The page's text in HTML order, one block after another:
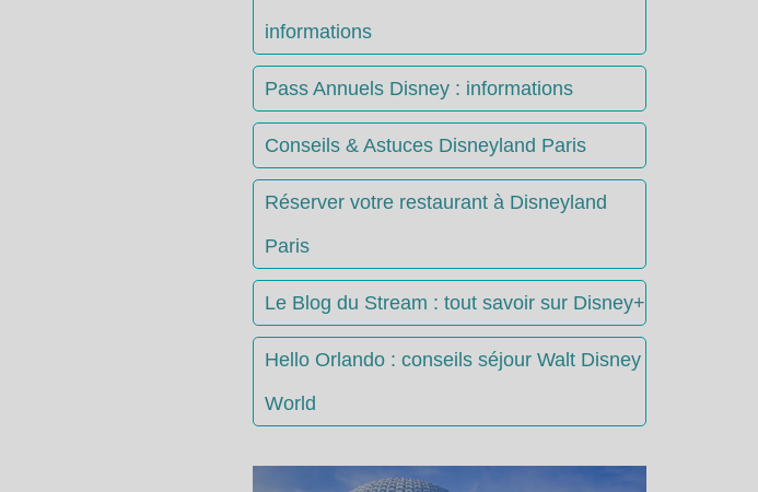
informations
Pass Annuels Disney : informations
Conseils & Astuces Disneyland Paris
Réserver votre restaurant à Disneyland
Paris
Le Blog du Stream : tout savoir sur Disney+
Hello Orlando : conseils séjour Walt Disney
World